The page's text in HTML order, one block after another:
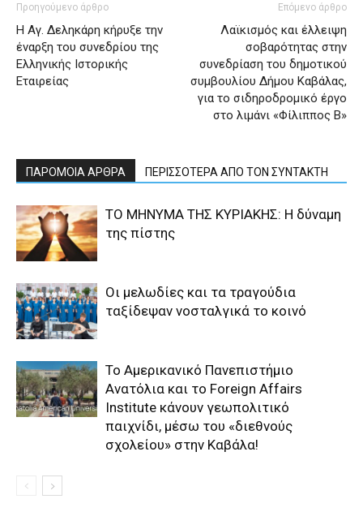
Προηγούμενο άρθρο
Η Αγ. Δεληκάρη κήρυξε την
έναρξη του συνεδρίου της
Ελληνικής Ιστορικής
Εταιρείας
Επόμενο άρθρο
Λαϊκισμός και έλλειψη
σοβαρότητας στην
συνεδρίαση του δημοτικού
συμβουλίου Δήμου Καβάλας,
για το σιδηροδρομικό έργο
στο λιμάνι «Φίλιππος Β»
ΠΑΡΟΜΟΙΑ ΑΡΘΡΑ ΠΕΡΙΣΣΟΤΕΡΑ ΑΠΟ ΤΟΝ ΣΥΝΤΑΚΤΗ
ΤΟ ΜΗΝΥΜΑ ΤΗΣ ΚΥΡΙΑΚΗΣ: Η δύναμη
της πίστης
Οι μελωδίες και τα τραγούδια
ταξίδεψαν νοσταλγικά το κοινό
Το Αμερικανικό Πανεπιστήμιο
Ανατόλια και το Foreign Affairs
Institute κάνουν γεωπολιτικό
παιχνίδι, μέσω του «διεθνούς
σχολείου» στην Καβάλα!